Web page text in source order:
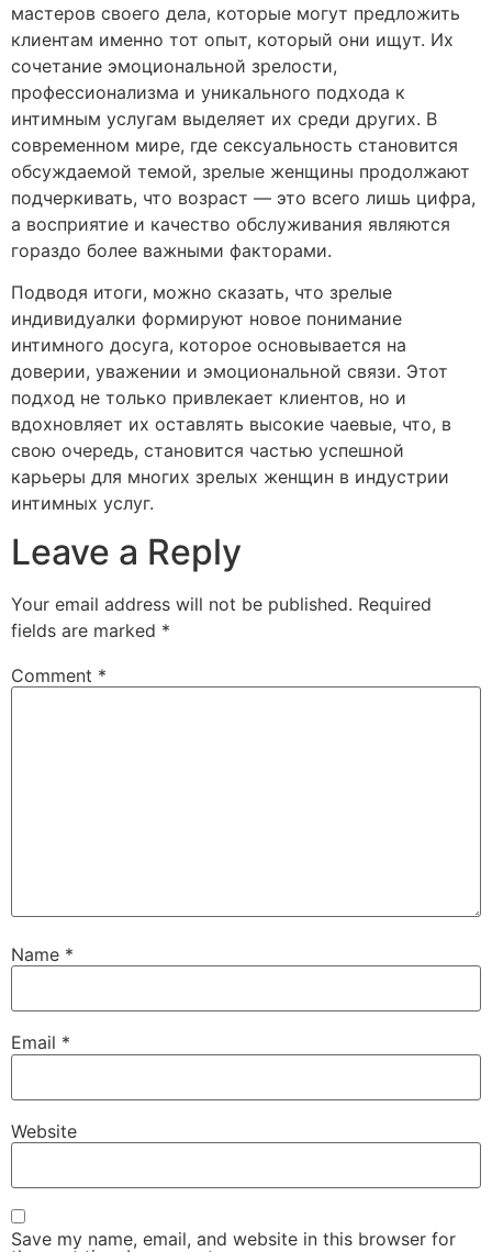
мастеров своего дела, которые могут предложить
клиентам именно тот опыт, который они ищут. Их
сочетание эмоциональной зрелости,
профессионализма и уникального подхода к
интимным услугам выделяет их среди других. В
современном мире, где сексуальность становится
обсуждаемой темой, зрелые женщины продолжают
подчеркивать, что возраст — это всего лишь цифра,
а восприятие и качество обслуживания являются
гораздо более важными факторами.
Подводя итоги, можно сказать, что зрелые
индивидуалки формируют новое понимание
интимного досуга, которое основывается на
доверии, уважении и эмоциональной связи. Этот
подход не только привлекает клиентов, но и
вдохновляет их оставлять высокие чаевые, что, в
свою очередь, становится частью успешной
карьеры для многих зрелых женщин в индустрии
интимных услуг.
Leave a Reply
Your email address will not be published. Required
fields are marked *
Comment *
Name *
Email *
Website
Save my name, email, and website in this browser for